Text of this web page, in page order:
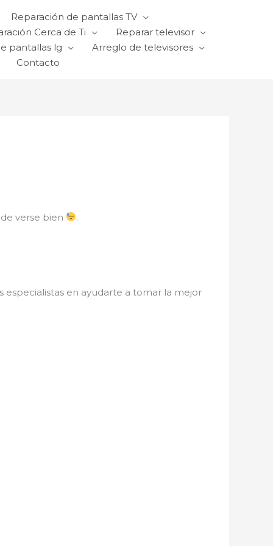
Reparación de pantallas TV
Cerca de Ti
Reparar televisor
pantallas lg
Arreglo de televisores
Contacto
verse bien
.
especialistas en ayudarte a tomar la mejor